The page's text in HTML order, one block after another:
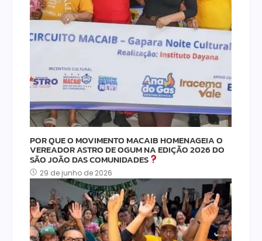
POR QUE O MOVIMENTO MACAIB HOMENAGEIA O
VEREADOR ASTRO DE OGUM NA EDIÇÃO 2026 DO
SÃO JOÃO DAS COMUNIDADES
29 de junho de 2026